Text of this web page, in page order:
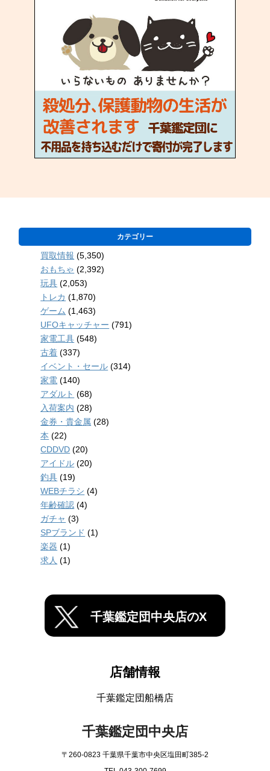
カテゴリー
買取情報 (5,350)
おもちゃ (2,392)
玩具 (2,053)
トレカ (1,870)
ゲーム (1,463)
UFOキャッチャー (791)
家電工具 (548)
古着 (337)
イベント・セール (314)
家電 (140)
アダルト (68)
入荷案内 (28)
金券・貴金属 (28)
本 (22)
CDDVD (20)
アイドル (20)
釣具 (19)
WEBチラシ (4)
年齢確認 (4)
ガチャ (3)
SPブランド (1)
楽器 (1)
求人 (1)
千葉鑑定団中央店のX
店舗情報
千葉鑑定団船橋店
千葉鑑定団中央店
〒260-0823 千葉県千葉市中央区塩田町385-2